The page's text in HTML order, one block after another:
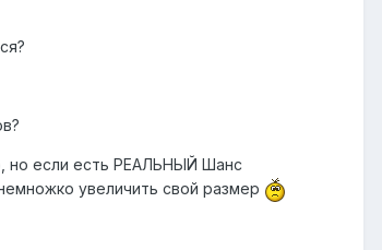
но если есть РЕАЛЬНЫЙ Шанс
увеличить свой размер